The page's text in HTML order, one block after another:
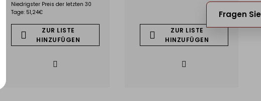
Niedrigster Preis der letzten 30
Tage: 51,24€
ZUR LISTE
HINZUFÜGEN
ZUR LISTE
HINZUFÜGEN
Fragen